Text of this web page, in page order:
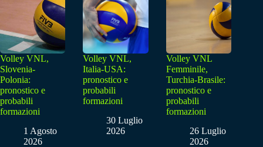
Volley VNL,
Slovenia-
Polonia:
pronostico e
probabili
formazioni
1 Agosto
2026
Volley VNL,
Italia-USA:
pronostico e
probabili
formazioni
30 Luglio
2026
Volley VNL
Femminile,
Turchia-Brasile:
pronostico e
probabili
formazioni
26 Luglio
2026